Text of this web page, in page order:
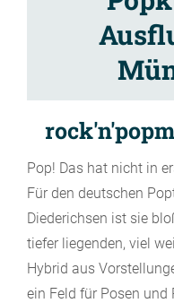
Pop! Das hat nicht in
Für den deutschen
Diederichsen ist sie
tiefer liegenden, viel
Hybrid aus
ein Feld für Posen und